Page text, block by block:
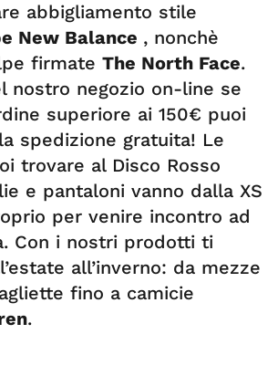
abbigliamento stile
New Balance , nonchè
firmate The North Face.
nostro negozio on-line se
superiore ai 150€ puoi
spedizione gratuita! Le
trovare al Disco Rosso
e pantaloni vanno dalla XS
per venire incontro ad
Con i nostri prodotti ti
all’inverno: da mezze
fino a camicie
.